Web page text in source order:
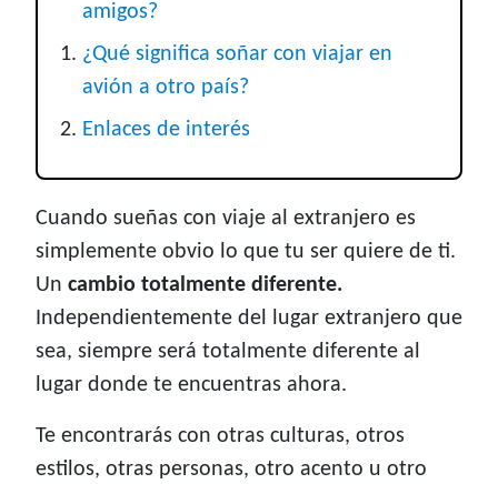
amigos?
¿Qué significa soñar con viajar en
avión a otro país?
Enlaces de interés
Cuando sueñas con viaje al extranjero es
simplemente obvio lo que tu ser quiere de ti.
Un cambio totalmente diferente.
Independientemente del lugar extranjero que
sea, siempre será totalmente diferente al
lugar donde te encuentras ahora.
Te encontrarás con otras culturas, otros
estilos, otras personas, otro acento u otro